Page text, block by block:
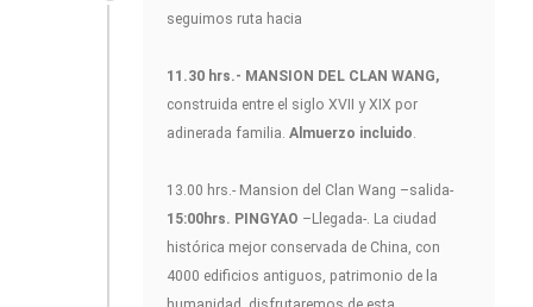
seguimos ruta hacia
11.30 hrs.- MANSION DEL CLAN WANG,
construida entre el siglo XVII y XIX por
adinerada familia. Almuerzo incluido
13.00 hrs.- Mansion del Clan Wang –salida-
15:00hrs. PINGYAO –Llegada-. La ciudad
histórica mejor conservada de China, con
4000 edificios antiguos, patrimonio de la